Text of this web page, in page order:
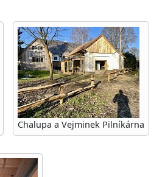
Chalupa a Vejminek Pilníkárna